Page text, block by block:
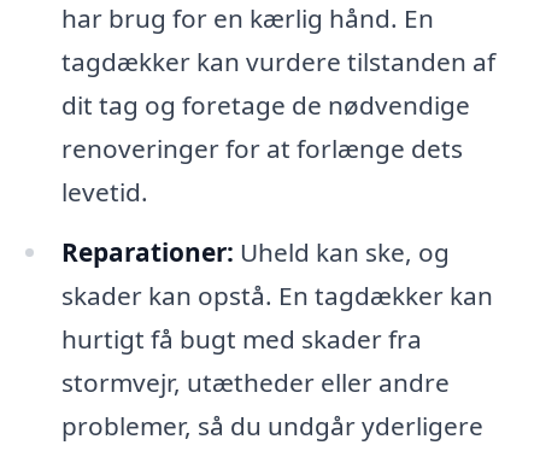
har brug for en kærlig hånd. En
tagdækker kan vurdere tilstanden af
dit tag og foretage de nødvendige
renoveringer for at forlænge dets
levetid.
Reparationer: Uheld kan ske, og
skader kan opstå. En tagdækker kan
hurtigt få bugt med skader fra
stormvejr, utætheder eller andre
problemer, så du undgår yderligere